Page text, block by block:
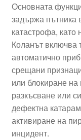
Основната
задържа пътника
катастрофа,
Коланът включва
автоматично
срещани
или блокиране
разкъсване или
дефектна
активиране на
инцидент.